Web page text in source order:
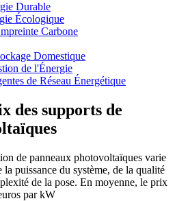
Durable
Écologique
Carbone
Domestique
de l'Énergie
de Réseau Énergétique
des supports de
de panneaux photovoltaïques varie
puissance du système, de la qualité
de la pose. En moyenne, le prix
par kW